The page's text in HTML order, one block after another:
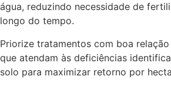
água, reduzindo necessidade de
longo do tempo.
Priorize tratamentos com boa
que atendam às deficiências
solo para maximizar retorno por